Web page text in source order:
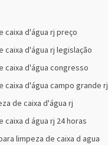
caixa d'água rj preço
caixa d'água rj legislação
caixa d'água congresso
caixa d'água campo grande rj
de caixa d'água rj
caixa d água rj 24 horas
limpeza de caixa d agua